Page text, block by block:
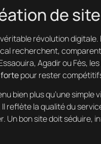
de
révolution digitale.
recherchent,
Agadir ou Fès,
pour rester
bien plus qu’une simple
reflète la qualité du
Un bon site doit séduire,